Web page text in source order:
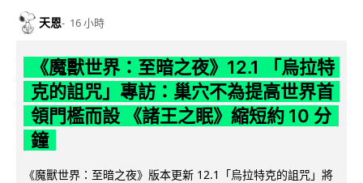
天恩 16 小時
《魔獸世界：至暗之夜》12.1 「烏拉特
克的詛咒」專訪：巢穴不為提高世界首
領門檻而設 《諸王之眠》縮短約 10 分
鐘
《魔獸世界：至暗之夜》版本更新 12.1「烏拉特克的詛咒」將